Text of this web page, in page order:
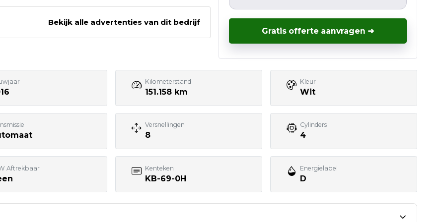
0341 - 799554
Bekijk alle advertenties van dit bedrijf
Gratis offerte aanvragen ➜
Kilometerstand
151.158 km
Kleur
Wit
Versnellingen
8
Cylinders
4
Aftrekbaar Kenteken
KB-69-0H
Energielabel
D